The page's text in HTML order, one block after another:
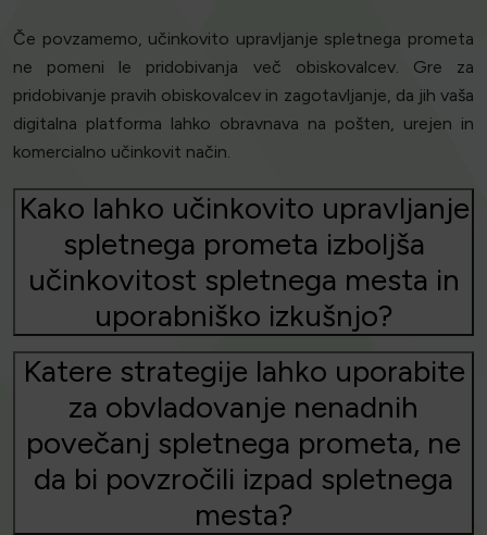
Če povzamemo, učinkovito upravljanje spletnega prometa
ne pomeni le pridobivanja več obiskovalcev. Gre za
pridobivanje pravih obiskovalcev in zagotavljanje, da jih vaša
digitalna platforma lahko obravnava na pošten, urejen in
komercialno učinkovit način.
Kako lahko učinkovito upravljanje
spletnega prometa izboljša
učinkovitost spletnega mesta in
uporabniško izkušnjo?
Katere strategije lahko uporabite
za obvladovanje nenadnih
povečanj spletnega prometa, ne
da bi povzročili izpad spletnega
mesta?